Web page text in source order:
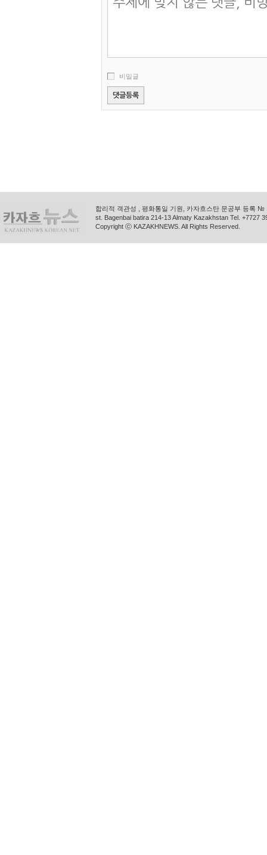
비밀글
합리적 객관성 , 평화통일 기원, 카자흐스탄 문공부 등록
st. Bagenbai batira 214-13 Almaty Kazakhstan Tel. +7727
Copyright ⓒ KAZAKHNEWS. All Rights Reserved.